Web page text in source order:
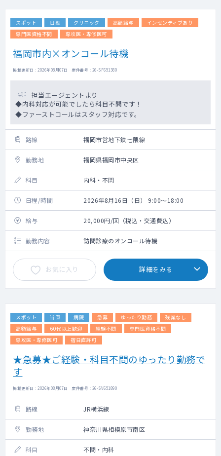
スポット 日勤 クリニック 高額給与
インセンティブあり
専門医資格不問
専攻医・専修医可
福岡市内×オンコール待機
掲載更新日 : 2026年08月07日 案件番号 : 26-SF651380
担当エージェントより
◆内科対応が可能でしたら科目不問です！
◆ファーストコールはスタッフ対応です。
路線 福岡市営地下鉄七隈線
勤務地 福岡県福岡市中央区
科目 内科・不問
日程/時間 2026年8月16日（日） 9:00～18:00
給与 20,000円/回（税込・交通費込）
勤務内容 訪問診療のオンコール待機
お気に入り 詳細をみる
スポット 当直 病院 急募 ゆったり勤務
残業なし
高額給与
60代以上歓迎 経験不問
専門医資格不問
専攻医・専修医可
宿日直許可
★急募★ご経験・科目不問のゆったり勤務で
す
掲載更新日 : 2026年08月07日 案件番号 : 26-SV651890
路線 JR横浜線
勤務地 神奈川県相模原市南区
科目 不問・内科